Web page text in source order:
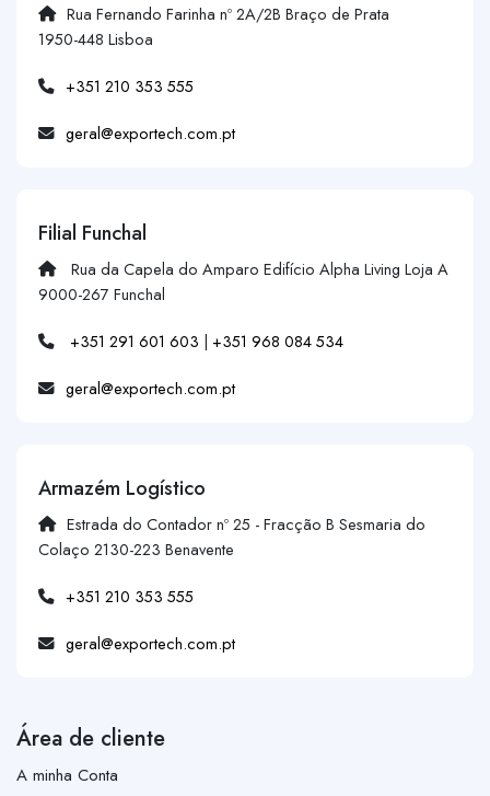
Rua Fernando Farinha nº 2A/2B Braço de Prata
1950-448 Lisboa
+351 210 353 555
geral@exportech.com.pt
Filial Funchal
Rua da Capela do Amparo Edifício Alpha Living Loja A
9000-267 Funchal
+351 291 601 603 | +351 968 084 534
geral@exportech.com.pt
Armazém Logístico
Estrada do Contador nº 25 - Fracção B Sesmaria do
Colaço 2130-223 Benavente
+351 210 353 555
geral@exportech.com.pt
Área de cliente
A minha Conta